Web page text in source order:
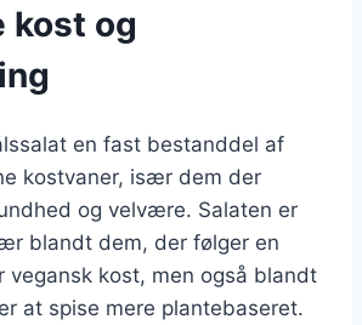
kost og
en fast bestanddel af
kostvaner, især dem der
og velvære. Salaten er
blandt dem, der følger en
vegansk kost, men også blandt
at spise mere plantebaseret.